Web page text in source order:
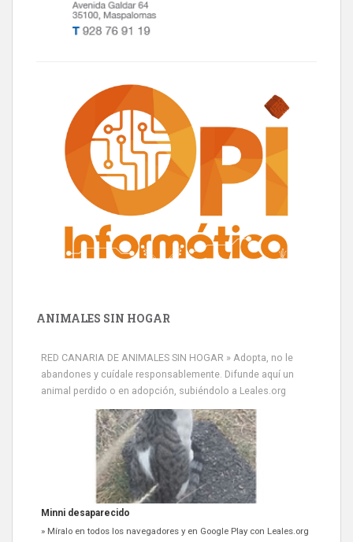
ANIMALES SIN HOGAR
RED CANARIA DE ANIMALES SIN HOGAR » Adopta, no le
abandones y cuídale responsablemente. Difunde aquí un
animal perdido o en adopción, subiéndolo a Leales.org
Minni desaparecido
» Míralo en todos los navegadores y en Google Play con Leales.org